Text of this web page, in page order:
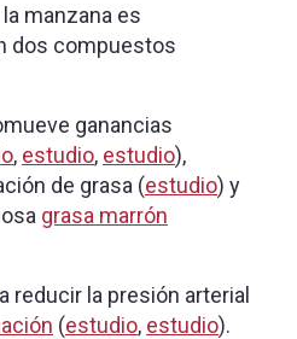
manzana es
dos compuestos
ganancias
, estudio, estudio),
de grasa (estudio) y
grasa marrón
reducir la presión arterial
(estudio, estudio).